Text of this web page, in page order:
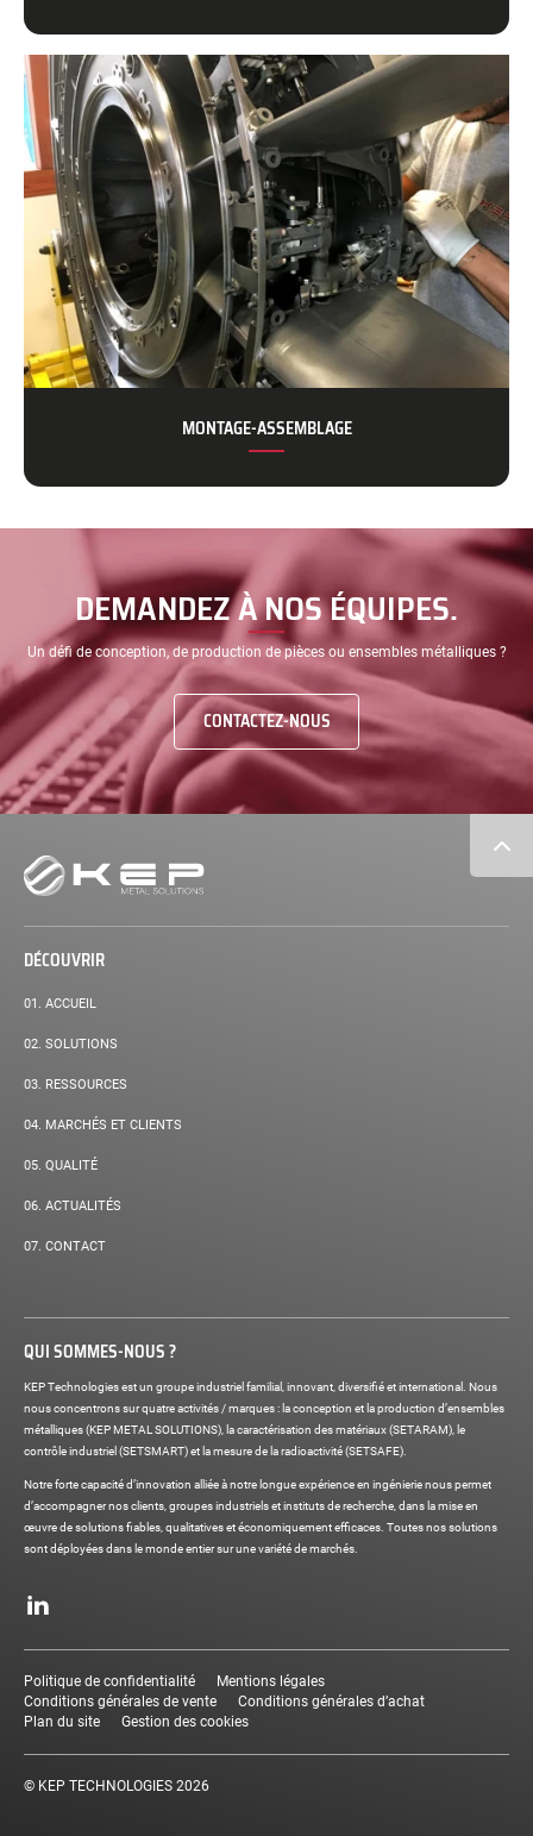
MONTAGE-ASSEMBLAGE
DEMANDEZ À NOS ÉQUIPES.
Un défi de conception, de production de pièces ou ensembles métalliques ?
CONTACTEZ-NOUS
Navigation
secondaire
DÉCOUVRIR
01. ACCUEIL
02. PAGE
SOLUTIONS
03. RESSOURCES
04. MARCHÉS ET CLIENTS
05. QUALITÉ
06. ACTUALITÉS
07. CONTACT
QUI SOMMES-NOUS ?
KEP Technologies est un groupe industriel familial, innovant, diversifié et international. Nous
nous concentrons sur quatre activités / marques : la conception et la production d’ensembles
métalliques (KEP METAL SOLUTIONS), la caractérisation des matériaux (SETARAM), le
contrôle industriel (SETSMART) et la mesure de la radioactivité (SETSAFE).
Notre forte capacité d’innovation alliée à notre longue expérience en ingénierie nous permet
d’accompagner nos clients, groupes industriels et instituts de recherche, dans la mise en
œuvre de solutions fiables, qualitatives et économiquement efficaces. Toutes nos solutions
sont déployées dans le monde entier sur une variété de marchés.
sociaux
légaux
Politique de confidentialité
Mentions légales
Conditions générales de vente
Conditions générales d’achat
Plan du site
Gestion des cookies
© KEP TECHNOLOGIES 2026